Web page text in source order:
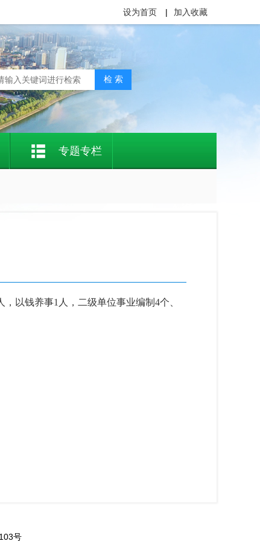
设为首页 | 加入收藏
专题专栏
， 以钱养事1人， 二级单位事业编制4个、
号